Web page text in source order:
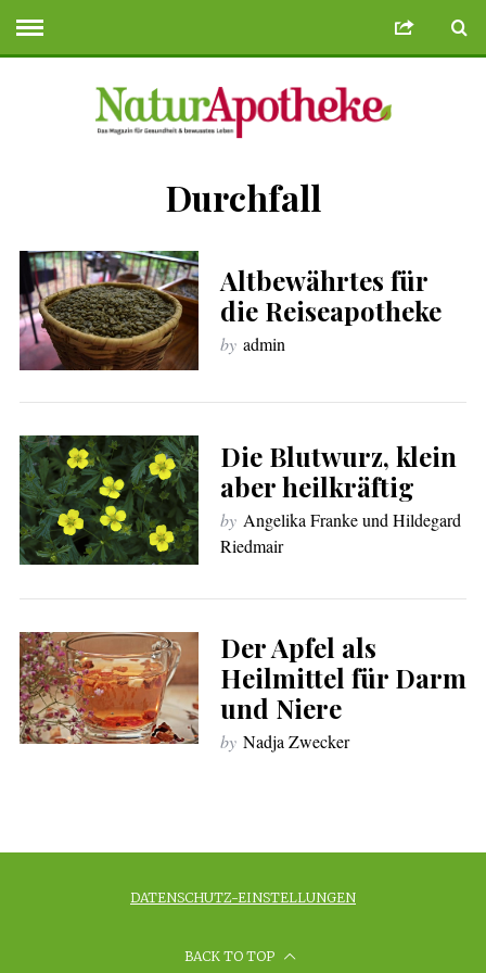
Deneme Bonusu Veren Siteler
Durchfall
Altbewährtes für
die Reiseapotheke
by admin
Die Blutwurz, klein
aber heilkräftig
by Angelika Franke und Hildegard
Riedmair
Der Apfel als
Heilmittel für Darm
und Niere
by Nadja Zwecker
DATENSCHUTZ-EINSTELLUNGEN
BACK TO TOP